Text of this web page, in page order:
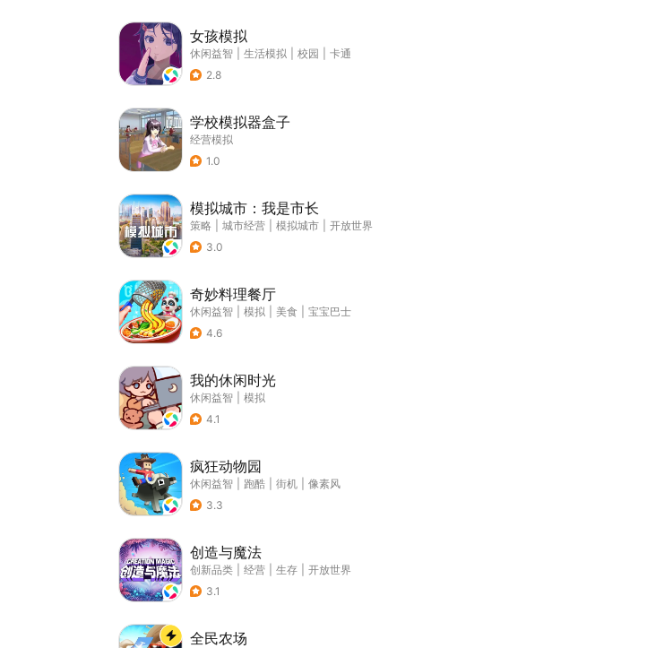
女孩模拟
休闲益智 生活模拟 校园
卡通
2.8
学校模拟器盒子
经营模拟
1.0
模拟城市：我是市长
策略 城市经营 模拟城市
开放世界
3.0
奇妙料理餐厅
休闲益智 模拟 美食
宝宝巴士
4.6
我的休闲时光
休闲益智
模拟
4.1
疯狂动物园
休闲益智 跑酷 街机
像素风
3.3
创造与魔法
创新品类 经营 生存
开放世界
3.1
全民农场